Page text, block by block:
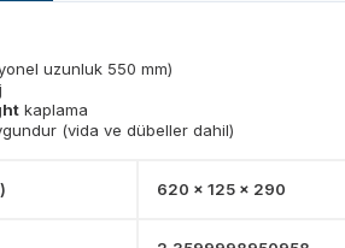
uzunluk 550 mm)
kaplama
(vida ve dübeller dahil)
620 x 125 x 290